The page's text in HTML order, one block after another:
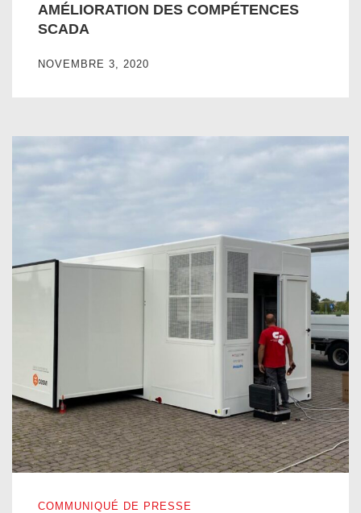
AMÉLIORATION DES COMPÉTENCES
SCADA
NOVEMBRE 3, 2020
COMMUNIQUÉ DE PRESSE